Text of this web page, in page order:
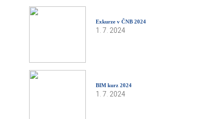
Exkurze v ČNB 2024
1. 7. 2024
BIM kurz 2024
1. 7. 2024